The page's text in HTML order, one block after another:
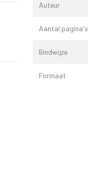
Auteur
Aantal pagina's
Bindwijze
Formaat